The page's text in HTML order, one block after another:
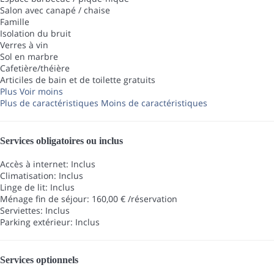
Salon avec canapé / chaise
Famille
Isolation du bruit
Verres à vin
Sol en marbre
Cafetière/théière
Articiles de bain et de toilette gratuits
Plus Voir moins
Plus de caractéristiques Moins de caractéristiques
Services obligatoires ou inclus
Accès à internet: Inclus
Climatisation: Inclus
Linge de lit: Inclus
Ménage fin de séjour: 160,00 € /réservation
Serviettes: Inclus
Parking extérieur: Inclus
Services optionnels